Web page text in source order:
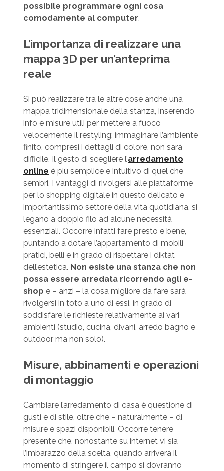
possibile programmare ogni cosa
comodamente al computer.
L’importanza di realizzare una
mappa 3D per un’anteprima
reale
Si può realizzare tra le altre cose anche una
mappa tridimensionale della stanza, inserendo
info e misure utili per mettere a fuoco
velocemente il restyling: immaginare l’ambiente
finito, compresi i dettagli di colore, non sarà
difficile. Il gesto di scegliere l’arredamento
online è più semplice e intuitivo di quel che
sembri. I vantaggi di rivolgersi alle piattaforme
per lo shopping digitale in questo delicato e
importantissimo settore della vita quotidiana, si
legano a doppio filo ad alcune necessità
essenziali. Occorre infatti fare presto e bene,
puntando a dotare l’appartamento di mobili
pratici, belli e in grado di rispettare i diktat
dell’estetica. Non esiste una stanza che non
possa essere arredata ricorrendo agli e-
shop e – anzi – la cosa migliore da fare sarà
rivolgersi in toto a uno di essi, in grado di
soddisfare le richieste relativamente ai vari
ambienti (studio, cucina, divani, arredo bagno e
outdoor ma non solo).
Misure, abbinamenti e operazioni
di montaggio
Cambiare l’arredamento di casa è questione di
gusti e di stile, oltre che – naturalmente – di
misure e spazi disponibili. Occorre tenere
presente che, nonostante su internet vi sia
l’imbarazzo della scelta, quando arriverà il
momento di stringere il campo si dovranno